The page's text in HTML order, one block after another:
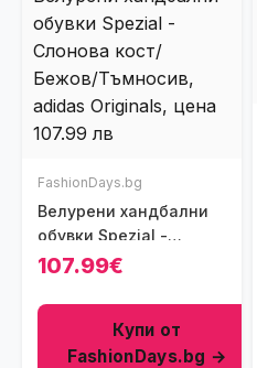
FashionDays.bg
Велурени хандбални
обувки Spezial -
Слонова кост/
107.99€
Купи от
FashionDays.bg →